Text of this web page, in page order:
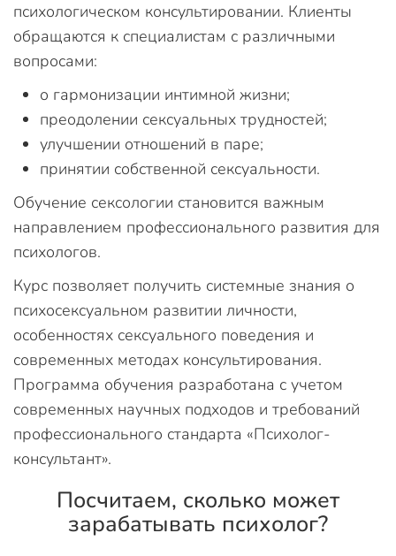
психологическом консультировании. Клиенты
обращаются к специалистам с различными
вопросами:
о гармонизации интимной жизни;
преодолении сексуальных трудностей;
улучшении отношений в паре;
принятии собственной сексуальности.
Обучение сексологии становится важным
направлением профессионального развития для
психологов.
Курс позволяет получить системные знания о
психосексуальном развитии личности,
особенностях сексуального поведения и
современных методах консультирования.
Программа обучения разработана с учетом
современных научных подходов и требований
профессионального стандарта «Психолог-
консультант».
Посчитаем, сколько может
зарабатывать психолог?